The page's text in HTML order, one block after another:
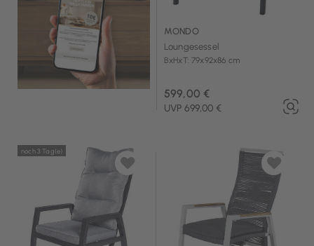
MONDO
Loungesessel
BxHxT: 79x92x86 cm
599,00 €
UVP 699,00 €
noch 3 Tag(e)